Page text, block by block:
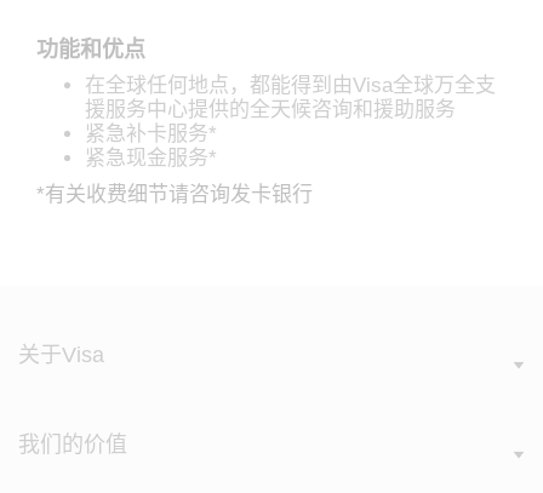
功能和优点
在全球任何地点，都能得到由Visa全球万全支
援服务中心提供的全天候咨询和援助服务
紧急补卡服务*
紧急现金服务*
*有关收费细节请咨询发卡银行
关于Visa
我们的价值